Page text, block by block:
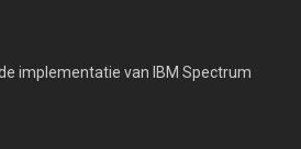
implementatie van IBM Spectrum